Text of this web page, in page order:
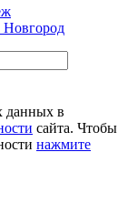
данных в
сайта. Чтобы
нажмите